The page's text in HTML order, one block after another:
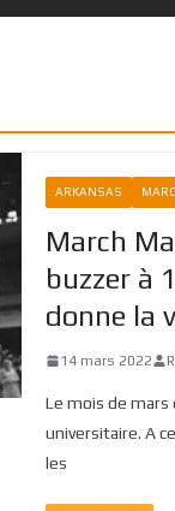
ARKANSAS
March
buzzer à
donne la
14 mars 2022
Le mois de mars
universitaire. A
les